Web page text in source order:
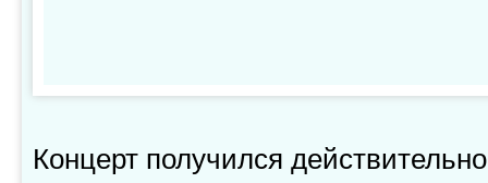
Концерт получился